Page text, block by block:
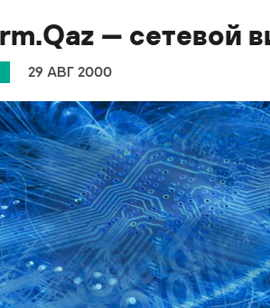
— сетевой
29 АВГ 2000